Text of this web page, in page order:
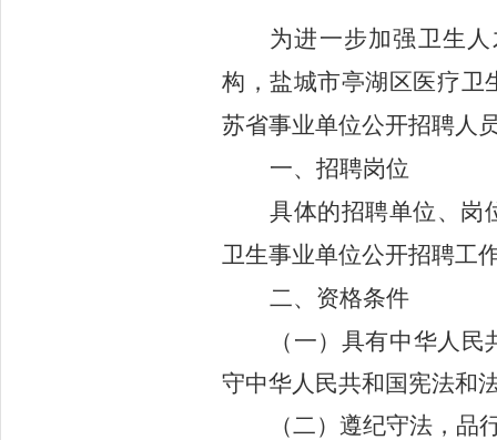
为进一步加强卫生
构 ，盐城市亭湖区医疗卫
苏省事业单位公开招聘人
一、 招聘岗位
具体的招聘单位、 岗
卫生事业单位公开招聘工
二、 资格条件
（ 一） 具有中华人民
守中华人民共和国宪法和
（二） 遵纪守法，品